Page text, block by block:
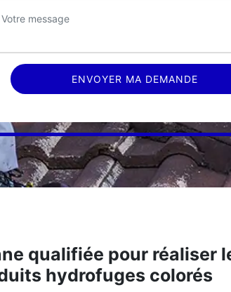
qualifiée pour réaliser
hydrofuges colorés